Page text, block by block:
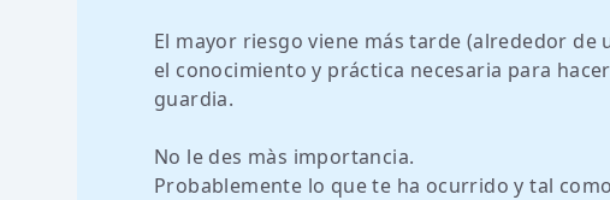
El mayor riesgo viene más tarde (alrededor
el conocimiento y práctica necesaria para
guardia.
No le des màs importancia.
Probablemente lo que te ha ocurrido y tal